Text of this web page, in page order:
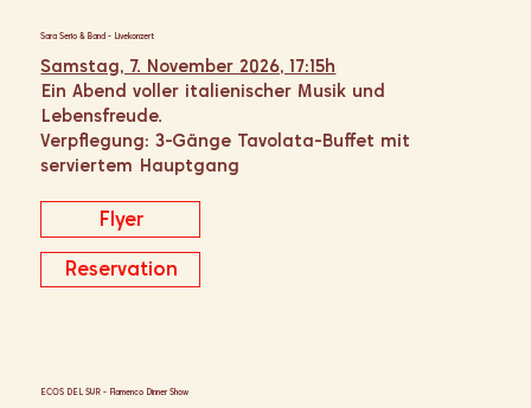
Sara Serio & Band - Livekonzert
Samstag, 7. November 2026, 17:15h
Ein Abend voller italienischer Musik und
Lebensfreude.
Verpflegung: 3-Gänge Tavolata-Buffet mit
serviertem Hauptgang
Flyer
Reservation
ECOS DEL SUR - Flamenco Dinner Show